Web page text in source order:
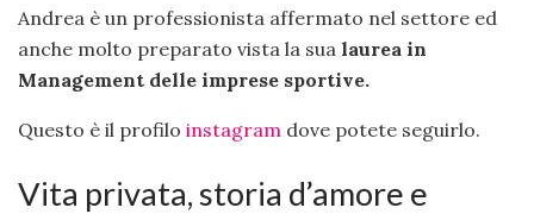
Andrea è un professionista affermato nel settore ed
anche molto preparato vista la sua laurea in
Management delle imprese sportive.
Questo è il profilo instagram dove potete seguirlo.
Vita privata, storia d’amore e